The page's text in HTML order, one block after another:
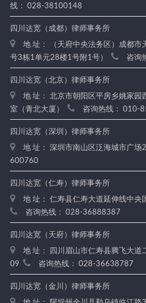
线： 028-38100148
四川达宽（成都）律师事务所
地 址： （天府中央法务区）成都
号3栋1单元28楼1号附1号）
咨询
四川达宽（北京）律师事务所
地 址： 北京市朝阳区平房乡姚家园
室（青北大厦）
咨询热线： 010-
四川达宽（深圳）律师事务所
地 址： 深圳市南山区泛海城市广
600760
四川达宽（仁寿）律师事务所
地 址： 仁寿县仁寿大道延伸线中
咨询热线： 028-36888387
四川达宽（天府）律师事务所
地 址： 四川眉山市仁寿县腾飞大
09
咨询热线： 028-36638787
四川达宽（金川）律师事务所